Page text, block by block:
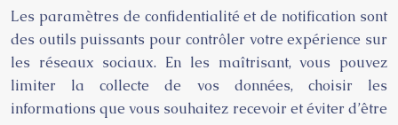
Les paramètres de confidentialité et de notification sont
des outils puissants pour contrôler votre expérience sur
les réseaux sociaux. En les maîtrisant, vous pouvez
limiter la collecte de vos données, choisir les
informations que vous souhaitez recevoir et éviter d’être